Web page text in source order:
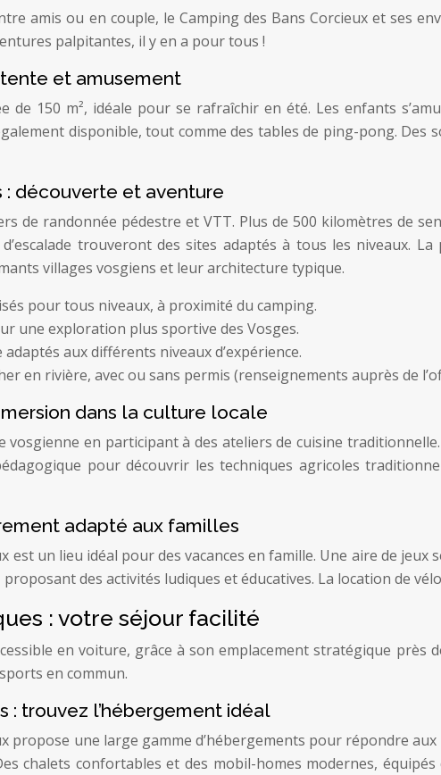
amis ou en couple, le Camping des Bans Corcieux et ses
palpitantes, il y en a pour tous !
et amusement
de 150 m², idéale pour se rafraîchir en été. Les enfants
disponible, tout comme des tables de ping-pong.
découverte et aventure
de randonnée pédestre et VTT. Plus de 500 kilomètres de
trouveront des sites adaptés à tous les niveaux.
villages vosgiens et leur architecture typique.
pour tous niveaux, à proximité du camping.
une exploration plus sportive des Vosges.
adaptés aux différents niveaux d’expérience.
en rivière, avec ou sans permis (renseignements auprès de
dans la culture locale
en participant à des ateliers de cuisine
pour découvrir les techniques agricoles
adapté aux familles
est un lieu idéal pour des vacances en famille. Une aire de
proposant des activités ludiques et éducatives. La location de
: votre séjour facilité
en voiture, grâce à son emplacement stratégique
en commun.
: trouvez l’hébergement idéal
propose une large gamme d’hébergements pour répondre
chalets confortables et des mobil-homes modernes,